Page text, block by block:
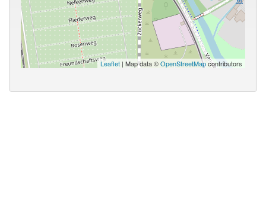
Leaflet | Map data ©OpenStreetMapcontributors